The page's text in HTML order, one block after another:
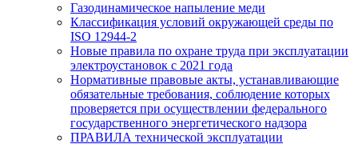
Газодинамическое напыление меди
Классификация условий окружающей среды по
ISO 12944-2
Новые правила по охране труда при эксплуатации
электроустановок с 2021 года
Нормативные правовые акты, устанавливающие
обязательные требования, соблюдение которых
проверяется при осуществлении федерального
государственного энергетического надзора
ПРАВИЛА технической эксплуатации